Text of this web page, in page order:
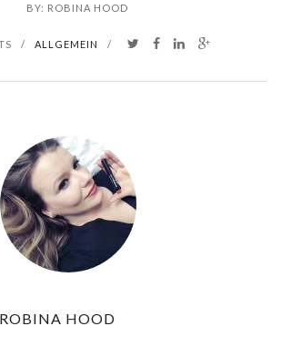
BY: ROBINA HOOD
/ ALLGEMEIN /
ROBINA HOOD